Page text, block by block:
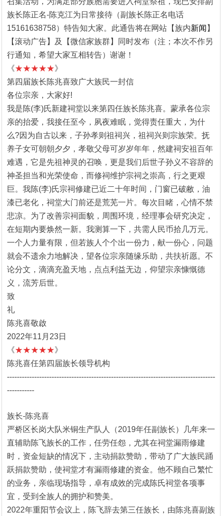
族长陈正名-陈克江为日常接待（副族长陈正名电话
15161638758）特告知大家。此通告将在网站【族内新闻 】
【滚动广告】及【微信家族群】同时发布（注；本次不作另
行通知，希望大家互相转告）谢谢！
《★★★★★》
第四届族长陈兆喜致广大族民一封信
各位宗亲，大家好!
我是陈(李)氏新建祠堂以来第四任族长陈兆喜。蒙承各位宗
亲的抬爱，我接任至今，夙夜难眠，觉得责任重大，为什
么?因为自古以来，子孙孝则祖祠兴，祖祠兴则宗族荣。抚
养子女可朝朝夕夕，孝敬父母可岁岁年年，然建祠安祖百年
难遇，它是先祖神灵的召唤，更是我们后世子孙义不容辞的
神圣担当和光荣使命，而修祠维护宗祠之崇高，行之更艰
巨。我陈(李)氏宗祠修建已近二十年时间，门窗已破敝，油
漆已老化，祠堂大门前还是荒芜一片。每次目睹，心情不禁
悲凉。为了改善宗祠面貌，周围环境，经理事会研究决定，
在短期内要焕然一新。我测算一下，共需人民币拾几万元。
一个人力量有限，但若族人个个出一份力，献一份心，问题
就会不遗余力地解决，望各位宗亲随缘乐助，共扶祈愿。不
论分文，滴滴充盈天地，点点利益无边，仰望宗亲慷慨德
义，流芳后世。
致
礼
陈兆喜敬啟
2022年11月23日
《★★★★★》
陈兆喜任第四届族长领导机构
------------------------------------------------------------------------------------
-----------
族长-陈兆喜
严桥区长岗大队米铜生产队人（2019年任副族长）几年来一
直辅助陈飞族长的工作，任劳任怨，尤其在祠堂漏雨修建
时，资金短缺的情况下，主动捐款赞助，带动了广大族民踊
跃捐款赞助，使祠堂才有漏雨修建的资金。他不顾自己繁忙
的业务，亲临现场指导，卓有成效的完成陈氏祠堂各项事
宜，受到全族人的拥护和赞美。
2022年重阳节会议上，陈飞辞去第三任族长，由陈兆喜副族